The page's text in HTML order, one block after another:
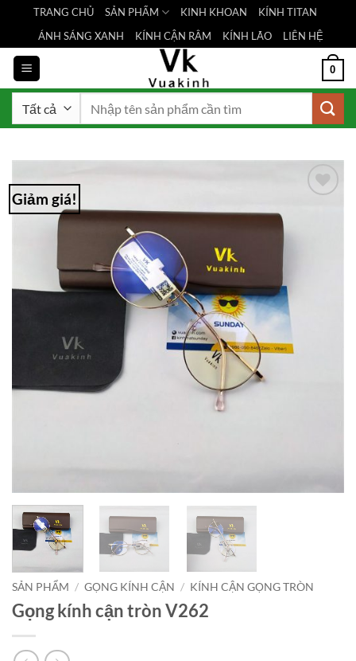
nội
dung
TRANG CHỦ SẢN PHẨM KINH KHOAN
KÍNH TITAN
ÁNH SÁNG XANH
KÍNH CẬN RÂM KÍNH LÃO LIÊN HỆ
0
Giảm giá!
SẢN PHẨM / GỌNG KÍNH CẬN / KÍNH CẬN GỌNG TRÒN
Gọng kính cận tròn V262